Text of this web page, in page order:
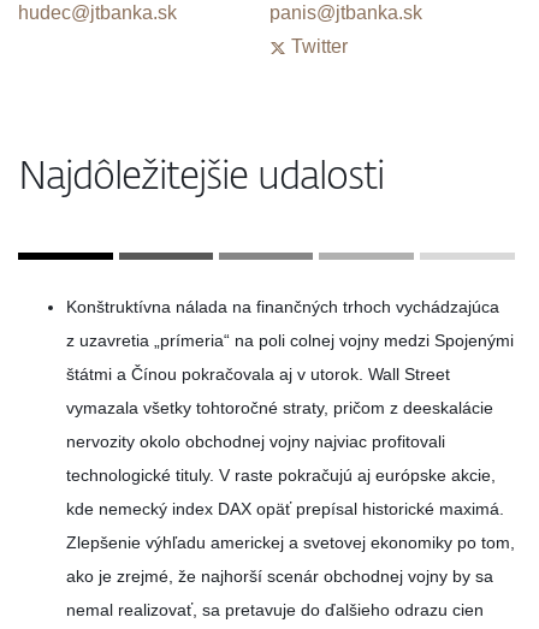
hudec@jtbanka.sk
panis@jtbanka.sk
Twitter
Najdôležitejšie udalosti
Konštruktívna nálada na finančných trhoch vychádzajúca
z uzavretia „prímeria“ na poli colnej vojny medzi Spojenými
štátmi a Čínou pokračovala aj v utorok. Wall Street
vymazala všetky tohtoročné straty, pričom z deeskalácie
nervozity okolo obchodnej vojny najviac profitovali
technologické tituly. V raste pokračujú aj európske akcie,
kde nemecký index DAX opäť prepísal historické maximá.
Zlepšenie výhľadu americkej a svetovej ekonomiky po tom,
ako je zrejmé, že najhorší scenár obchodnej vojny by sa
nemal realizovať, sa pretavuje do ďalšieho odrazu cien